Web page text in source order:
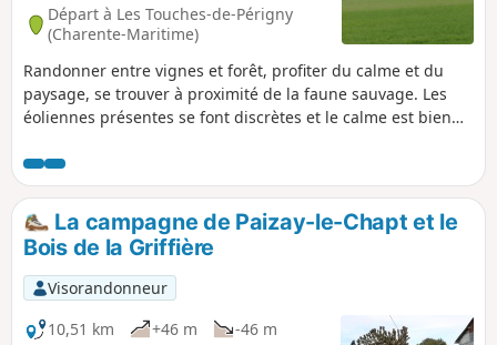
Départ à Les Touches-de-Périgny
(Charente-Maritime)
Randonner entre vignes et forêt, profiter du calme et du
paysage, se trouver à proximité de la faune sauvage. Les
éoliennes présentes se font discrètes et le calme est bien
La campagne de Paizay-le-Chapt et le
Bois de la Griffière
Visorandonneur
10,51 km
+46 m
-46 m